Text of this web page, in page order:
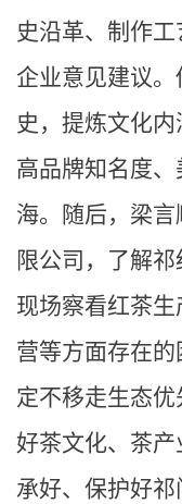
史沿革、制作
企业意见建议
史，提炼文化
高品牌知名度
海。随后，梁
限公司，了解祁
现场察看红茶
营等方面存在
定不移走生态
好茶文化、茶
承好、保护好